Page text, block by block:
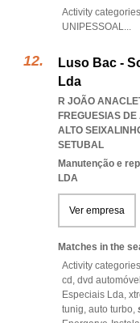
Activity
UNIPESSOAL...
Luso Bac -
Lda
R JOÃO
FREGUESIAS
ALTO
SETUBAL
Manutenção e
LDA
Ver empresa
Matches in the
Activity
cd, dvd
Especiais Lda,
tunig, auto turbo,